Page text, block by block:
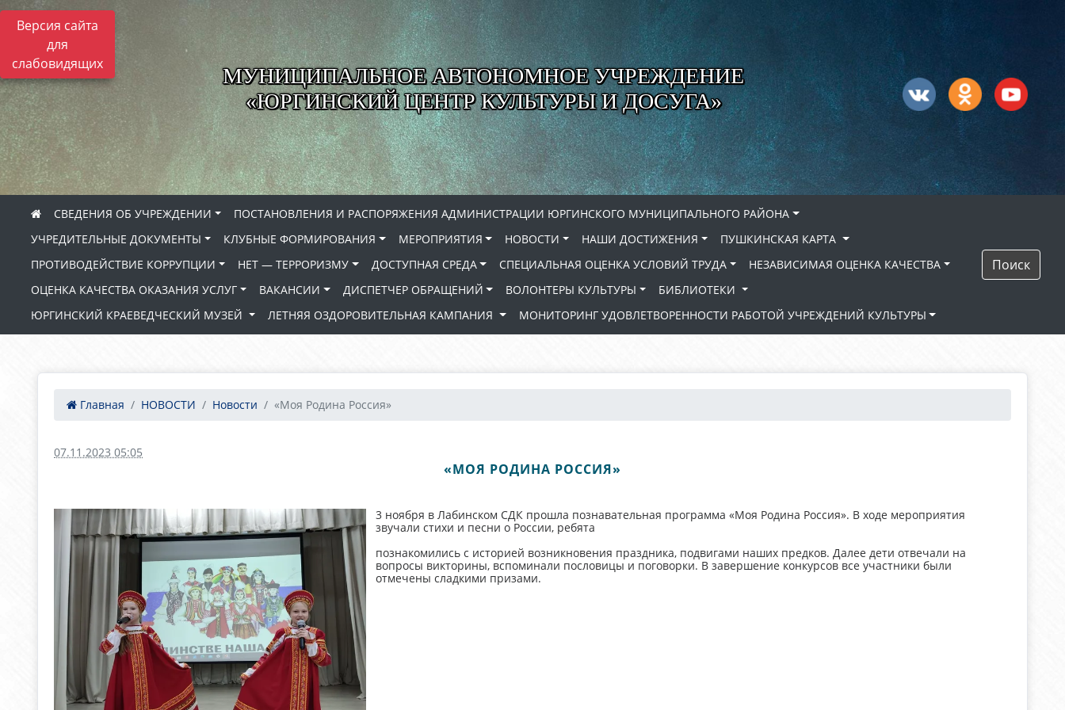
Версия сайта
для
слабовидящих
МУНИЦИПАЛЬНОЕ АВТОНОМНОЕ УЧРЕЖДЕНИЕ
«ЮРГИНСКИЙ ЦЕНТР КУЛЬТУРЫ И ДОСУГА»
СВЕДЕНИЯ ОБ УЧРЕЖДЕНИИ
ПОСТАНОВЛЕНИЯ И РАСПОРЯЖЕНИЯ АДМИНИСТРАЦИИ ЮРГИНСКОГО МУНИЦИПАЛЬНОГО РАЙОНА
УЧРЕДИТЕЛЬНЫЕ ДОКУМЕНТЫ
КЛУБНЫЕ ФОРМИРОВАНИЯ МЕРОПРИЯТИЯ НОВОСТИ НАШИ ДОСТИЖЕНИЯ
ПУШКИНСКАЯ КАРТА
ПРОТИВОДЕЙСТВИЕ КОРРУПЦИИ
НЕТ — ТЕРРОРИЗМУ ДОСТУПНАЯ СРЕДА СПЕЦИАЛЬНАЯ ОЦЕНКА УСЛОВИЙ ТРУДА
НЕЗАВИСИМАЯ ОЦЕНКА КАЧЕСТВА
ОЦЕНКА КАЧЕСТВА ОКАЗАНИЯ УСЛУГ
ВАКАНСИИ ДИСПЕТЧЕР ОБРАЩЕНИЙ ВОЛОНТЕРЫ КУЛЬТУРЫ
БИБЛИОТЕКИ
ЮРГИНСКИЙ КРАЕВЕДЧЕСКИЙ МУЗЕЙ
ЛЕТНЯЯ ОЗДОРОВИТЕЛЬНАЯ КАМПАНИЯ МОНИТОРИНГ УДОВЛЕТВОРЕННОСТИ РАБОТОЙ УЧРЕЖДЕНИЙ КУЛЬТУРЫ
Поиск
Главная НОВОСТИ Новости «Моя Родина Россия»
07.11.2023 05:05
«МОЯ РОДИНА РОССИЯ»
3 ноября в Лабинском СДК прошла познавательная программа «Моя Родина Россия». В ходе мероприятия
звучали стихи и песни о России, ребята
познакомились с историей возникновения праздника, подвигами наших предков. Далее дети отвечали на
вопросы викторины, вспоминали пословицы и поговорки. В завершение конкурсов все участники были
отмечены сладкими призами.